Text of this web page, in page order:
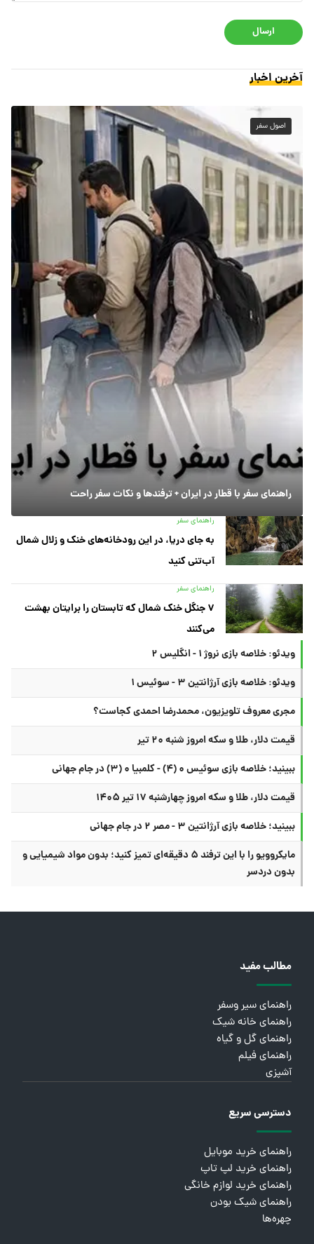
ارسال
آخرین اخبار
اصول سفر
راهنمای سفر با قطار در ایران + ترفندها و نکات سفر راحت
راهنمای سفر
به جای دریا، در این رودخانه‌های خنک و زلال شمال
آب‌تنی کنید
راهنمای سفر
۷ جنگل خنک شمال که تابستان را برایتان بهشت
می‌کنند
ویدئو: خلاصه بازی نروژ ۱ - انگلیس ۲
ویدئو: خلاصه بازی آرژانتین ۳ - سوئیس ۱
مجری معروف تلویزیون، محمدرضا احمدی کجاست؟
قیمت دلار، طلا و سکه امروز شنبه ۲۰ تیر
ببینید؛ خلاصه بازی سوئیس ۰ (۴) - کلمبیا ۰ (۳) در جام جهانی
قیمت دلار، طلا و سکه امروز چهارشنبه ۱۷ تیر ۱۴۰۵
ببینید؛ خلاصه بازی آرژانتین ۳ - مصر ۲ در جام جهانی
مایکروویو را با این ترفند ۵ دقیقه‌ای تمیز کنید؛ بدون مواد شیمیایی و
بدون دردسر
مطالب مفید
راهنمای سیر وسفر
راهنمای خانه شیک
راهنمای گل و گیاه
راهنمای فیلم
آشپزی
دسترسی سریع
راهنمای خرید موبایل
راهنمای خرید لپ تاپ
راهنمای خرید لوازم خانگی
راهنمای شیک بودن
چهره‌ها